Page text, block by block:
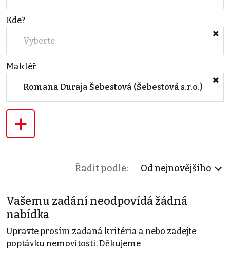
Kde?
Vyberte
Makléř
Romana Duraja Šebestová (Šebestová s.r.o.)
+
Řadit podle: Od nejnovějšího
Vašemu zadání neodpovídá žádná
nabídka
Upravte prosím zadaná kritéria a nebo zadejte
poptávku nemovitosti. Děkujeme